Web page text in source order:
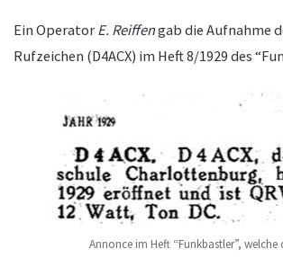
Ein Operator E. Reiffengab die Aufnahme
Rufzeichen (D4ACX) im Heft 8/1929 des
Annonce im Heft “Funkbastler”,